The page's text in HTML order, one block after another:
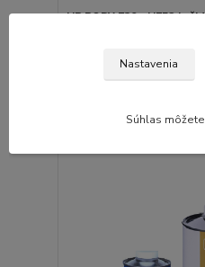
HB BODY 720 - H753
bez DPH
Nastavenia
Súhlas